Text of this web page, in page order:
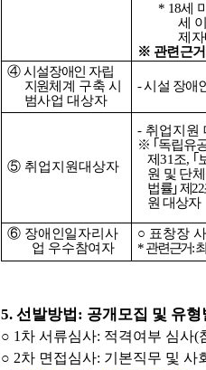
* 18세
세
제
※ 관련근거
④ 시설장애인 자립
지원체계 구축 시
범사업 대상자
-시설 장애
⑤ 취업지원대상자
- 취업지원
※ ｢독립유
제31조, ｢
원 및 단
법률｣제 22
원 대상자
⑥ 장애인일자리사
업 우수참여자
○ 표창장
*관련근거:
5. 선발방법 : 공개모집 및 유
○ 1 차 서류심사: 적격여부 심사(
○ 2차 면접심사: 기본직무 및 사